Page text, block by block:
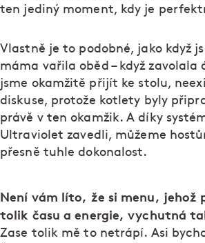
ten jediný moment, kdy je
Vlastně je to podobné, jako když
máma vařila oběd – když zavolala
jsme okamžitě přijít ke stolu,
diskuse, protože kotlety byly
právě v ten okamžik. A díky
Ultraviolet zavedli, můžeme
přesně tuhle dokonalost.
Není vám líto, že si menu, jehož
tolik času a energie, vychutná
Zase tolik mě to netrápí. Asi